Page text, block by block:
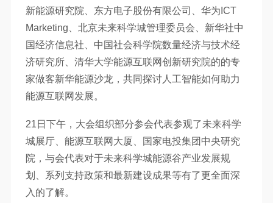
新能源研究院、东方电子股份有限公司、华为ICT
Marketing、北京未来科学城管理委员会、新华社中
国经济信息社、中国社会科学院数量经济与技术经
济研究所、清华大学能源互联网创新研究院的的专
家做客新华能源沙龙，共同探讨人工智能如何助力
能源互联网发展。
21日下午，大会组织部分参会代表参观了未来科学
城展厅、能源互联网大厦、国家电投集团中央研究
院，与会代表对于未来科学城能源谷产业发展规
划、系列支持政策和最新建设成果等有了更全面深
入的了解。